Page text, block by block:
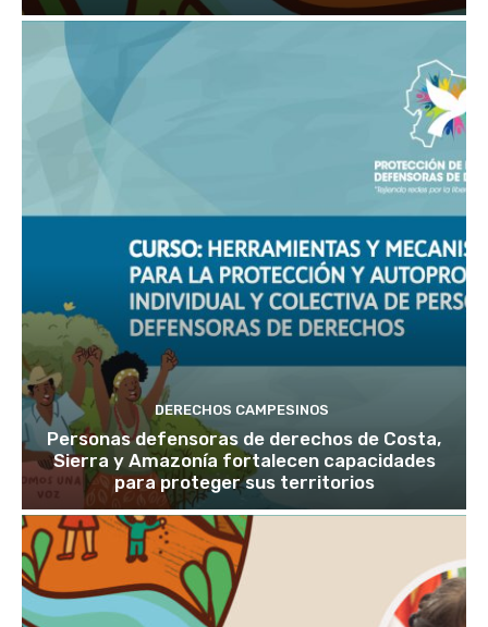
DERECHOS CAMPESINOS
Personas defensoras de derechos de Costa,
Sierra y Amazonía fortalecen capacidades
para proteger sus territorios